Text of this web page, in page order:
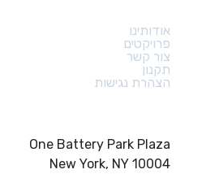
אודותינו
פרויקטים
צור קשר
תקנון
הצהרת נגישות
One Battery Park Plaza
New York, NY 10004